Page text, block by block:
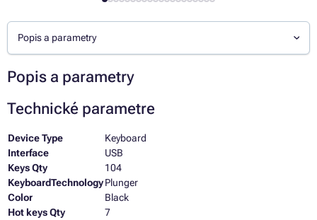
Popis a parametry
Popis a parametry
Technické parametre
Device Type
Keyboard
Interface
USB
Keys Qty
104
KeyboardTechnologyPlunger
Color
Black
Hot keys Qty
7